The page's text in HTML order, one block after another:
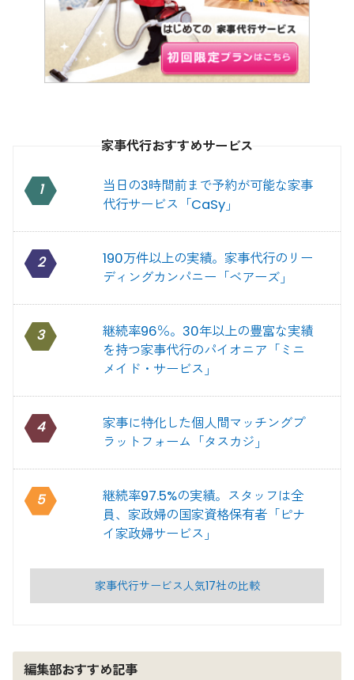
家事代行おすすめサービス
1
当日の3時間前まで予約が可能な家事
代行サービス「CaSy」
2
190万件以上の実績。家事代行のリー
ディングカンパニー「ベアーズ」
3
継続率96％。30年以上の豊富な実績
を持つ家事代行のパイオニア「ミニ
メイド・サービス」
4
家事に特化した個人間マッチングプ
ラットフォーム「タスカジ」
5
継続率97.5%の実績。スタッフは全
員、家政婦の国家資格保有者「ピナ
イ家政婦サービス」
家事代行サービス人気17社の比較
編集部おすすめ記事